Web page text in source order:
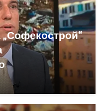
„Софекострой“